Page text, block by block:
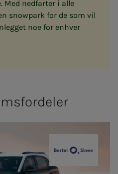
Med nedfarter i alle
snowpark for de som vil
noe for enhver
Bertel O.